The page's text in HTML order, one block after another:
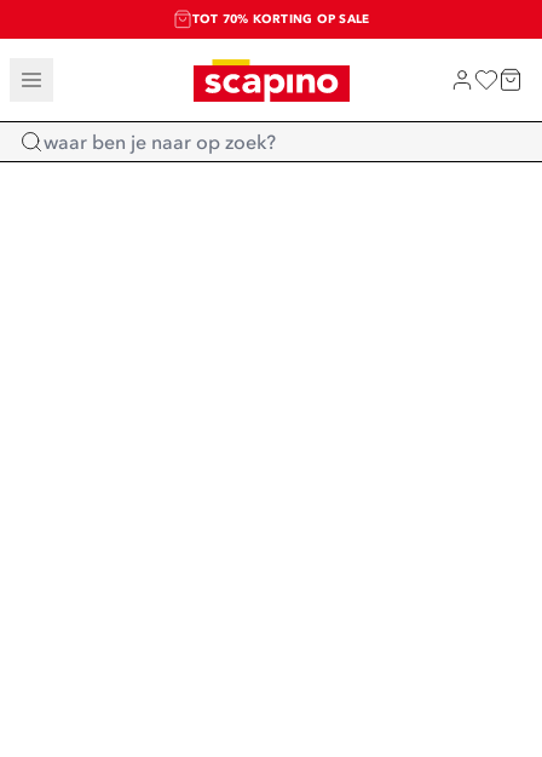
TOT 70% KORTING OP SALE
SALE: LAATSTE KANS!
SHOP NIEUW
Home